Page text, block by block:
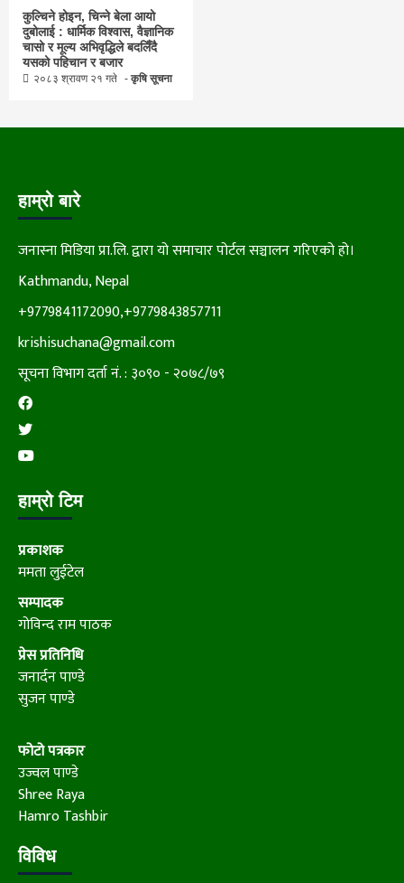
कुल्चिने होइन, चिन्ने बेला आयो
दुबोलाई : धार्मिक विश्वास, वैज्ञानिक
चासो र मूल्य अभिवृद्धिले बदलिँदै
यसको पहिचान र बजार
२०८३ श्रावण २१ गते कृषि सूचना
हाम्रो बारे
जनास्ना मिडिया प्रा.लि. द्वारा यो समाचार पोर्टल सञ्चालन गरिएको हो।
Kathmandu, Nepal
+9779841172090,+9779843857711
krishisuchana@gmail.com
सूचना विभाग दर्ता नं. : ३०९० - २०७८/७९
हाम्रो टिम
प्रकाशक
ममता लुईटेल
सम्पादक
गोविन्द राम पाठक
प्रेस प्रतिनिधि
जनार्दन पाण्डे
सुजन पाण्डे
फोटो पत्रकार
उज्वल पाण्डे
Shree Raya
Hamro Tashbir
विविध